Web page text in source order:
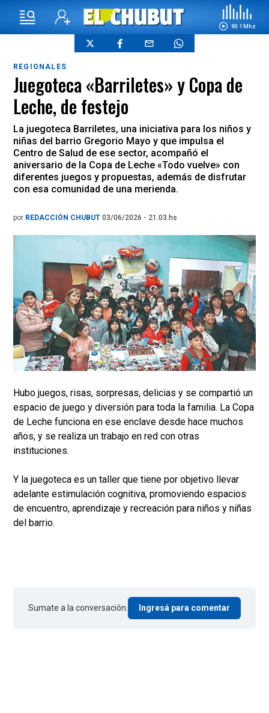
90.1 Mhz
REGIONALES
Juegoteca «Barriletes» y Copa de
Leche, de festejo
La juegoteca Barriletes, una iniciativa para los niños y
niñas del barrio Gregorio Mayo y que impulsa el
Centro de Salud de ese sector, acompañó el
aniversario de la Copa de Leche «Todo vuelve» con
diferentes juegos y propuestas, además de disfrutar
con esa comunidad de una merienda.
por REDACCIÓN CHUBUT 03/06/2026 - 21.03.hs
Hubo juegos, risas, sorpresas, delicias y se compartió un
espacio de juego y diversión para toda la familia. La Copa
de Leche funciona en ese enclave desde hace muchos
años, y se realiza un trabajo en red con otras
instituciones.
Y la juegoteca es un taller que tiene por objetivo llevar
adelante estimulación cognitiva, promoviendo espacios
de encuentro, aprendizaje y recreación para niños y niñas
del barrio.
Sumate a la conversación. Ingresá para comentar